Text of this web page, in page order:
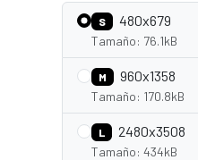
S 480x679
Tamaño: 76.1kB
M 960x1358
Tamaño: 170.8kB
L 2480x3508
Tamaño: 434kB